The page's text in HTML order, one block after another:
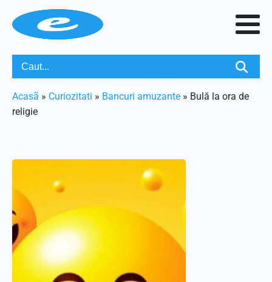
Acasã » Curiozitati » Bancuri amuzante » Bulă la ora de
religie